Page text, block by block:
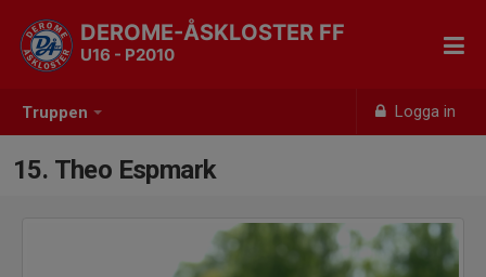
Truppen Logga in
DEROME-ÅSKLOSTER FF
U16 - P2010
15. Theo Espmark